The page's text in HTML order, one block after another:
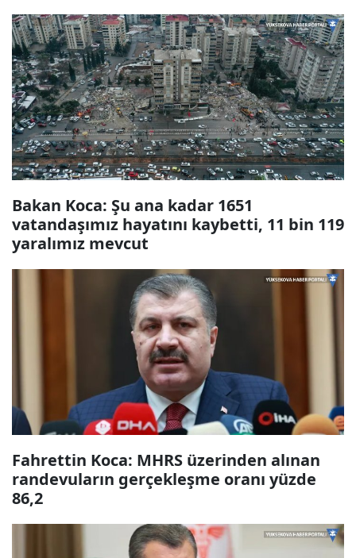
Bakan Koca: Şu ana kadar 1651
vatandaşımız hayatını kaybetti, 11 bin 119
yaralımız mevcut
Fahrettin Koca: MHRS üzerinden alınan
randevuların gerçekleşme oranı yüzde
86,2